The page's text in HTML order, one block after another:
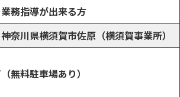
業務指導が出来る方
神奈川県横須賀市佐原（横須賀事業所）
無料駐車場あり）